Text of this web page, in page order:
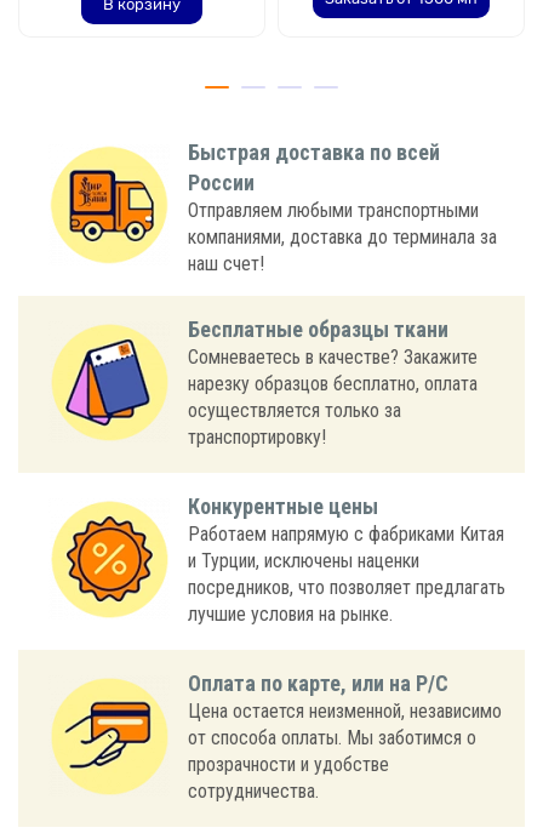
В корзину
Быстрая доставка по всей
России
Отправляем любыми транспортными
компаниями, доставка до терминала за
наш счет!
Бесплатные образцы ткани
Сомневаетесь в качестве? Закажите
нарезку образцов бесплатно, оплата
осуществляется только за
транспортировку!
Конкурентные цены
Работаем напрямую с фабриками Китая
и Турции, исключены наценки
посредников, что позволяет предлагать
лучшие условия на рынке.
Оплата по карте, или на Р/С
Цена остается неизменной, независимо
от способа оплаты. Мы заботимся о
прозрачности и удобстве
сотрудничества.